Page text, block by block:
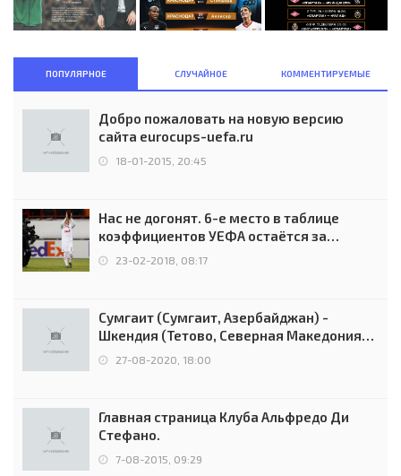
ПОПУЛЯРНОЕ СЛУЧАЙНОЕ КОММЕНТИРУЕМЫЕ
Добро пожаловать на новую версию
сайта eurocups-uefa.ru
18-01-2015, 20:45
Нас не догонят. 6-е место в таблице
коэффициентов УЕФА остаётся за
Россией
23-02-2018, 08:17
Сумгаит (Сумгаит, Азербайджан) -
Шкендия (Тетово, Северная Македония) -
0:2 (0:0)
27-08-2020, 18:00
Главная страница Клуба Альфредо Ди
Стефано.
7-08-2015, 09:29